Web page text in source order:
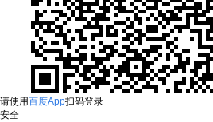
请使用百度App扫码登录
安全